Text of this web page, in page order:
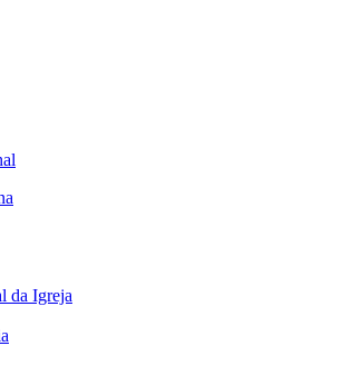
da Igreja